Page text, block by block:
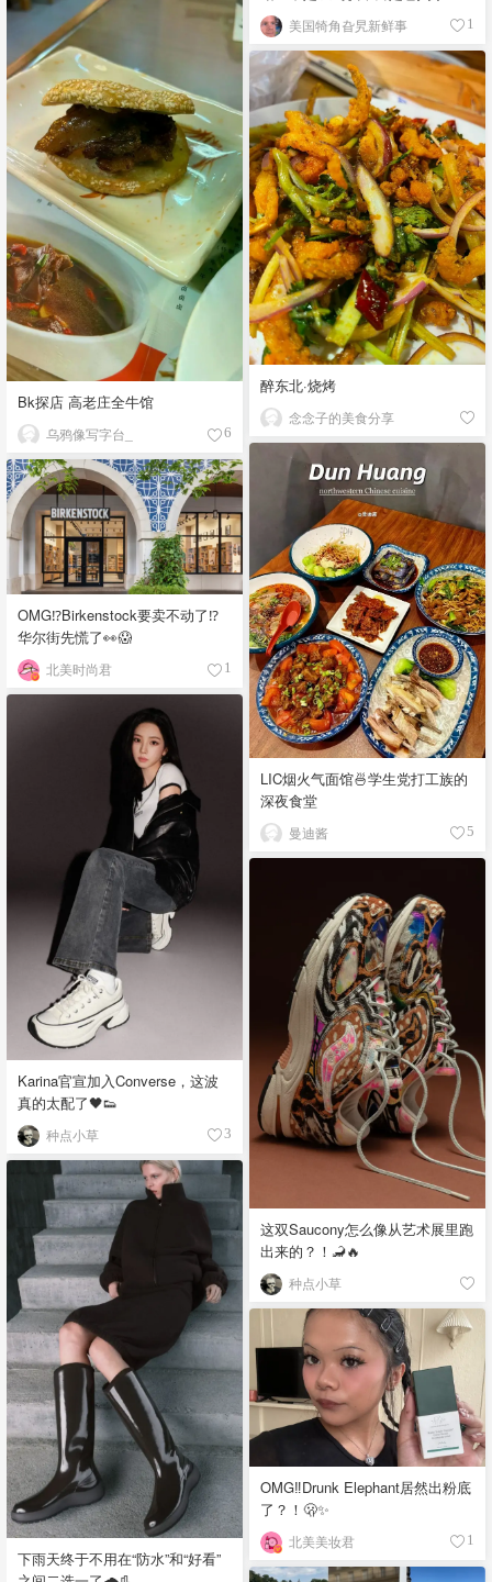
🏠
美国犄角旮旯新鲜事 1
Bk探店 高老庄全牛馆
乌鸦像写字台_ 6
醉东北·烧烤
念念子的美食分享
LIC烟火气面馆🍜学生党打工族的
深夜食堂
曼迪酱 5
OMG⁉️Birkenstock要卖不动了⁉
华尔街先慌了👀😱
北美时尚君 1
Karina官宣加入Converse，这波
真的太配了🖤👟
种点小草 3
这双Saucony怎么像从艺术展里跑
出来的？！🦂🔥
种点小草
下雨天终于不用在“防水”和“好看”
OMG‼️Drunk Elephant居然出粉底
了？！🫢✨
北美美妆君 1